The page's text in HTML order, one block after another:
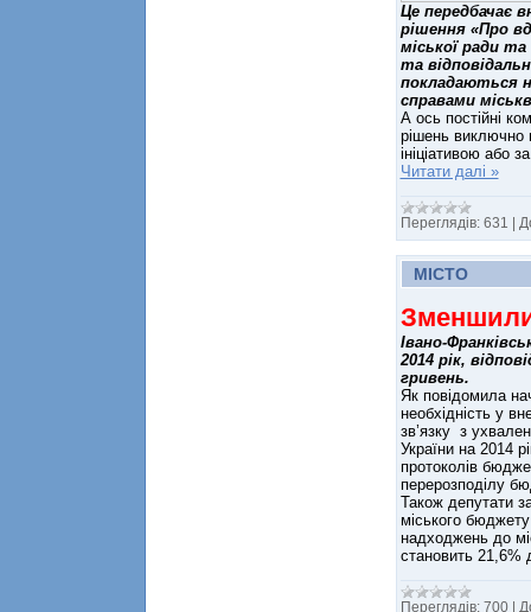
Це передбачає
рішення «Про
міської ради
та
покладаються
справами
А ось постійні
рішень виключно
ініціативою або
Читати далі »
Переглядів: 631 |
МІСТО
Івано-
2014 рік,
гривень.
Як повідомила
необхідність у
зв’язку з
України на 2014
протоколів
перерозподілу
Також депутати
міського
надходжень до
становить 21,6%
Переглядів: 700 |